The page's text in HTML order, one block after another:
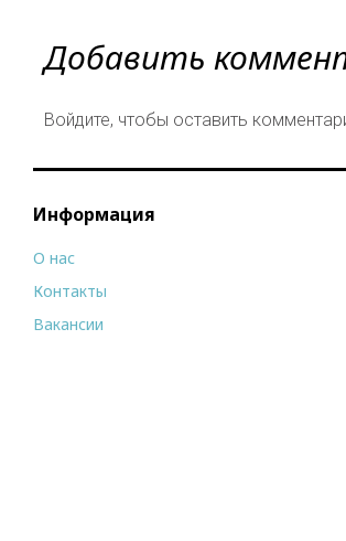
Добавить
Войдите, чтобы оставить
Информация
О нас
Контакты
Вакансии